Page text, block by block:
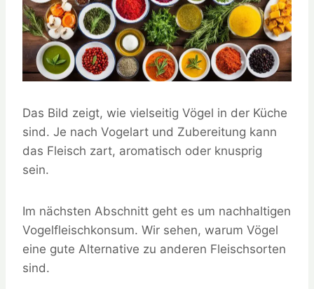
Das Bild zeigt, wie vielseitig Vögel in der Küche
sind. Je nach Vogelart und Zubereitung kann
das Fleisch zart, aromatisch oder knusprig
sein.
Im nächsten Abschnitt geht es um nachhaltigen
Vogelfleischkonsum. Wir sehen, warum Vögel
eine gute Alternative zu anderen Fleischsorten
sind.